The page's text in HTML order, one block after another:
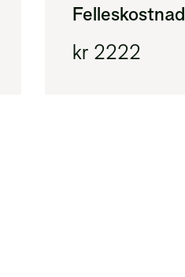
Felleskostnad
kr 2222